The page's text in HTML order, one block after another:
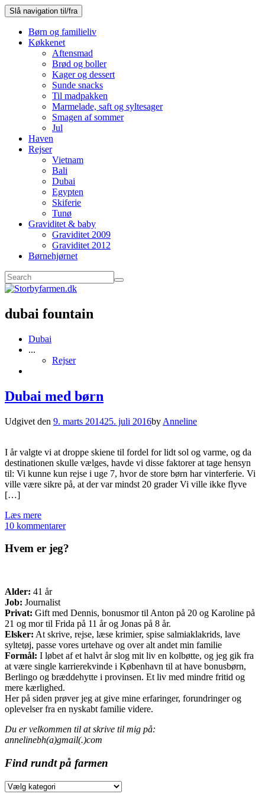
Slå navigation til/fra
Børn og familieliv
Køkkenet
Aftensmad
Brød og boller
Kager og dessert
Sunde snacks
Til madpakken
Marmelade, saft og syltesager
Smagen af sommer
Jul
Haven
Rejser
Vietnam
Bali
Dubai
Egypten
Skiferie
Tunø
Graviditet & baby
Graviditet 2009
Graviditet 2012
Børnehjørnet
dubai fountain
Dubai
...
Rejser
Dubai med børn
Udgivet den 9. marts 201425. juli 2016by Anneline
I år valgte vi at droppe skiene til fordel for lidt sol og varme, og da
destinationen skulle vælges, havde vi disse faktorer at tage hensyn
til: Vi kunne kun rejse i uge 7, hvor de store børn har vinterferie. Vi
ville være sikre på, at der var mindst 20 grader Vi ville ikke flyve
[…]
Læs mere
10 kommentarer
Hvem er jeg?
Alder: 41 år
Job: Journalist
Privat: Gift med Dennis, bonusmor til Anton på 20 og Karoline på
21 og mor til Frida på 11 år og Jonas på 8 år.
Elsker: At skrive, rejse, læse krimier, spise salmiaklakrids, lave
syltetøj, passe vores urtehave og over alt andet min familie
Formål: I løbet af et halvt år slog mit liv en kolbøtte, og jeg gik fra
at være single karrierekvinde i København til at have bonusbørn,
Berlingo og bræddehytte i provinsen. Et liv med mindre fritid og
mere kærlighed.
Her på siden prøver jeg at give mine erfaringer, forundringer og
oplevelser fra en nyskabt familie videre.
Du er velkommen til at skrive til mig på:
annelinebh(a)gmail(.)com
Find rundt på farmen
Find